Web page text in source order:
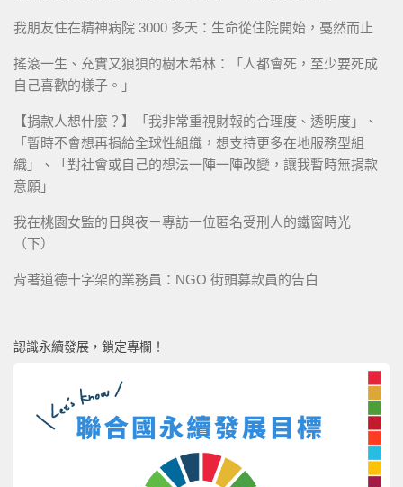
我朋友住在精神病院 3000 多天：生命從住院開始，戞然而止
搖滾一生、充實又狼狽的樹木希林：「人都會死，至少要死成
自己喜歡的樣子。」
【捐款人想什麼？】「我非常重視財報的合理度、透明度」、
「暫時不會想再捐給全球性組織，想支持更多在地服務型組
織」、「對社會或自己的想法一陣一陣改變，讓我暫時無捐款
意願」
我在桃園女監的日與夜－專訪一位匿名受刑人的鐵窗時光
（下）
背著道德十字架的業務員：NGO 街頭募款員的告白
認識永續發展，鎖定專欄！